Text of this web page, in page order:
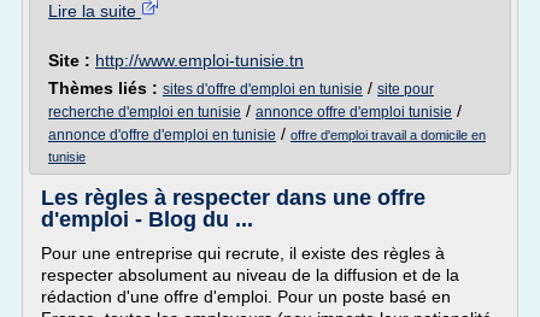
Lire la suite
Site : http://www.emploi-tunisie.tn
Thèmes liés : sites d'offre d'emploi en tunisie / site pour
recherche d'emploi en tunisie / annonce offre d'emploi tunisie /
annonce d'offre d'emploi en tunisie / offre d'emploi travail a domicile en
tunisie
Les règles à respecter dans une offre
d'emploi - Blog du ...
Pour une entreprise qui recrute, il existe des règles à
respecter absolument au niveau de la diffusion et de la
rédaction d'une offre d'emploi. Pour un poste basé en